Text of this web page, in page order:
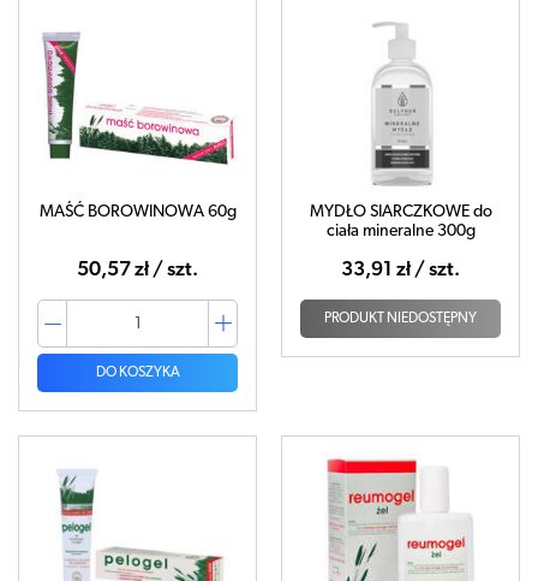
MAŚĆ BOROWINOWA 60g
50,57 zł / szt.
DO KOSZYKA
MYDŁO SIARCZKOWE do
ciała mineralne 300g
33,91 zł / szt.
PRODUKT NIEDOSTĘPNY